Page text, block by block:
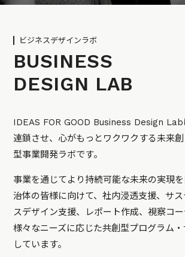
ビジネスデザインラボ
BUSINESS
DESIGN LAB
IDEAS FOR GOOD Business Design Lab
連鎖させ、心がもっとワクワクする未来創
型事業開発ラボです。
事業を通じてより持続可能な未来の実現
治体の皆様に向けて、社内浸透支援、サ
スデザイン支援、レポート作成、視察コー
様々なニーズに応じた共創型プログラム
しています。